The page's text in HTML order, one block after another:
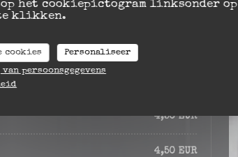
het cookiepictogram linksonder op
klikken.
cookies
Personaliseer
persoonsgegevens
4,50 EUR
4,50 EUR